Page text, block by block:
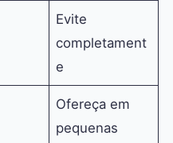
Evite
completament
e
Ofereça em
pequenas